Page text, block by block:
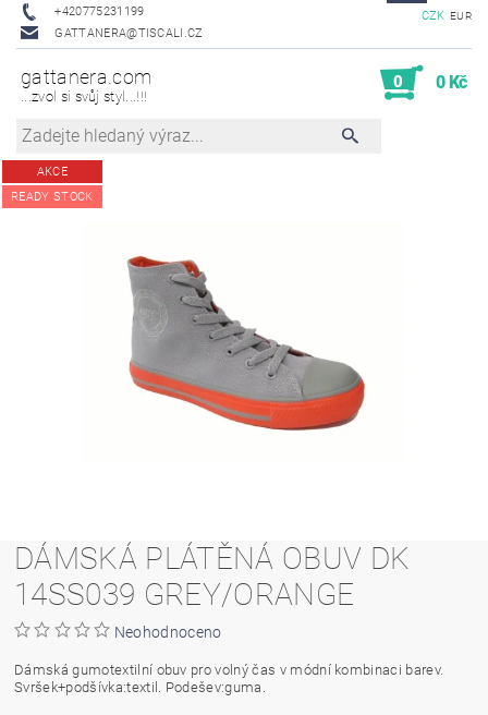
+420775231199
GATTANERA@TISCALI.CZ
CZK EUR
gattanera.com
...zvol si svůj styl...!!!
0 0 Kč
AKCE
READY STOCK
DÁMSKÁ PLÁTĚNÁ OBUV DK
14SS039 GREY/ORANGE
Neohodnoceno
Dámská gumotextilní obuv pro volný čas v módní kombinaci barev.
Svršek+podšívka:textil. Podešev:guma.